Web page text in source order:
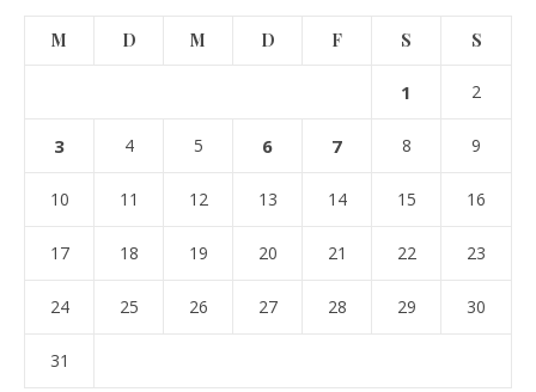
M D M D F S S
1 2
3 4 5 6 7 8 9
10 11 12 13 14 15 16
17 18 19 20 21 22 23
24 25 26 27 28 29 30
31